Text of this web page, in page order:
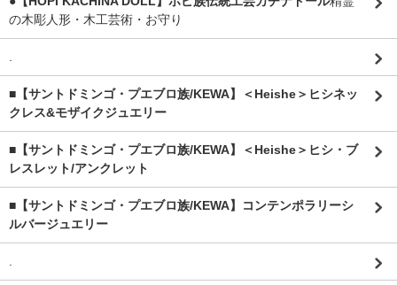
の木彫人形・木工芸術・お守り
.
■【サントドミンゴ・プエブロ族/KEWA】＜Heishe＞ヒシネッ
クレス&モザイクジュエリー
■【サントドミンゴ・プエブロ族/KEWA】＜Heishe＞ヒシ・ブ
レスレット/アンクレット
■【サントドミンゴ・プエブロ族/KEWA】コンテンポラリーシ
ルバージュエリー
.